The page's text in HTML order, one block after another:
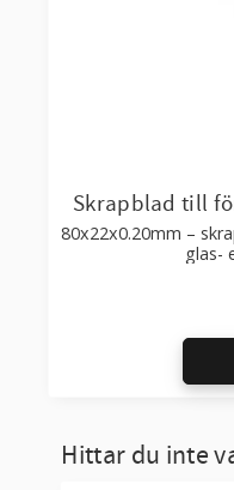
Skrapblad till
80x22x0.20mm –
glas-
Hittar du inte